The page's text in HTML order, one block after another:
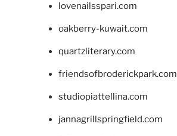
lovenailsspari.com
oakberry-kuwait.com
quartzliterary.com
friendsofbroderickpark.com
studiopiattellina.com
jannagrillspringfield.com